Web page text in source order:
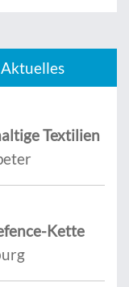
Aktuelles
Textilien
Kette